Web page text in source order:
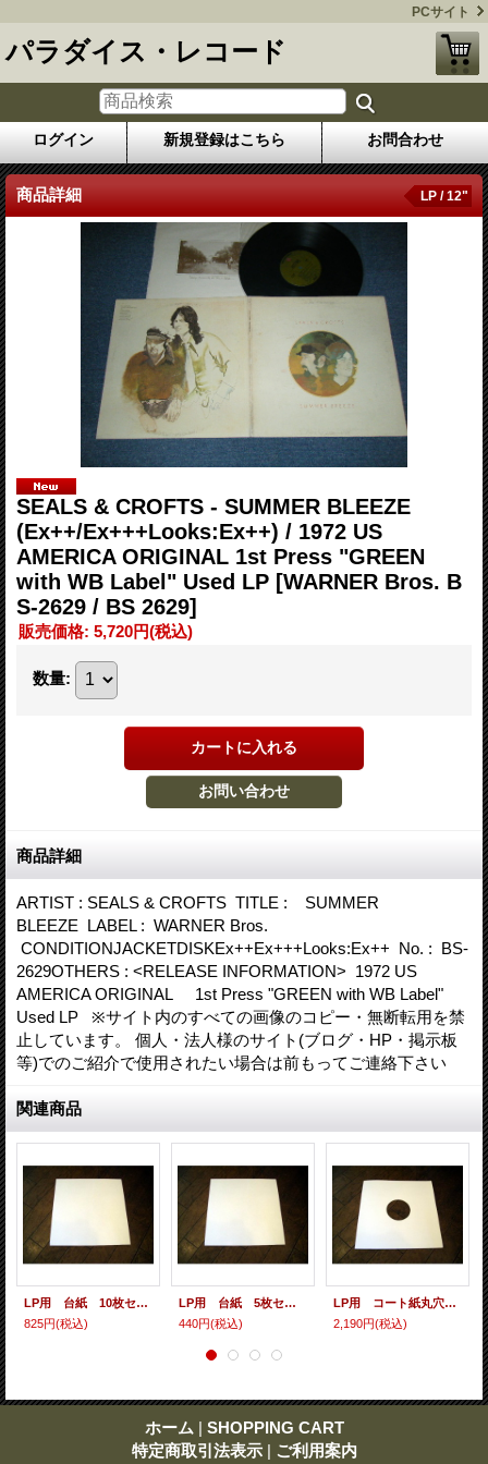
PCサイト
パラダイス・レコード
ログイン 新規登録はこちら お問合わせ
商品詳細 LP / 12"
SEALS & CROFTS - SUMMER BLEEZE
(Ex++/Ex+++Looks:Ex++) / 1972 US
AMERICA ORIGINAL 1st Press "GREEN
with WB Label" Used LP [WARNER Bros. B
S-2629 / BS 2629]
販売価格: 5,720円(税込)
数量:
商品詳細
ARTIST : SEALS & CROFTS TITLE : SUMMER
BLEEZE LABEL : WARNER Bros.
CONDITIONJACKETDISKEx++Ex+++Looks:Ex++ No. : BS-
2629OTHERS : <RELEASE INFORMATION> 1972 US
AMERICA ORIGINAL 1st Press "GREEN with WB Label"
Used LP ※サイト内のすべての画像のコピー・無断転用を禁
止しています。 個人・法人様のサイト(ブログ・HP・掲示板
等)でのご紹介で使用されたい場合は前もってご連絡下さい
関連商品
LP用 台紙 10枚セット
825円(税込)
LP用 台紙 5枚セット
440円(税込)
LP用 コート紙丸穴ジャケ 10枚セット
2,190円(税込)
ホーム | SHOPPING CART
特定商取引法表示 | ご利用案内